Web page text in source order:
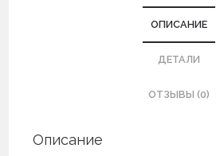
ОПИСАНИЕ
ДЕТАЛИ
ОТЗЫВЫ (0)
Описание